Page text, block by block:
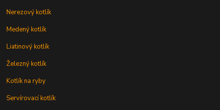
Nerezový kotlík
Medený kotlík
Liatinový kotlík
Železný kotlík
Kotlík na ryby
Servírovací kotlík